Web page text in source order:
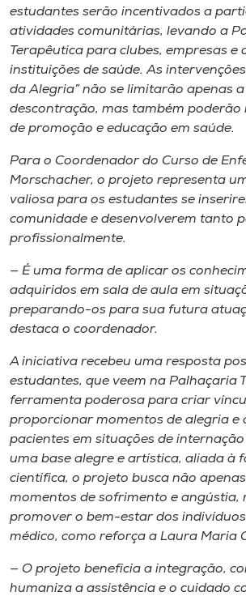
estudantes serão incentivados a
atividades comunitárias, levando a
Terapêutica para clubes, empresas e
instituições de saúde. As
da Alegria” não se limitarão apenas
descontração, mas também poderão
de promoção e educação em saúde.
Para o Coordenador do Curso de
Morschacher, o projeto representa
valiosa para os estudantes se
comunidade e desenvolverem tanto
profissionalmente.
— É uma forma de aplicar os
adquiridos em sala de aula em
preparando-os para sua futura
destaca o coordenador.
A iniciativa recebeu uma resposta
estudantes, que veem na Palhaçaria
ferramenta poderosa para criar
proporcionar momentos de alegria e
pacientes em situações de
uma base alegre e artística, aliada à
científica, o projeto busca não
momentos de sofrimento e angústia,
promover o bem-estar dos
médico, como reforça a Laura Maria
— O projeto beneficia a integração,
humaniza a assistência e o cuidado